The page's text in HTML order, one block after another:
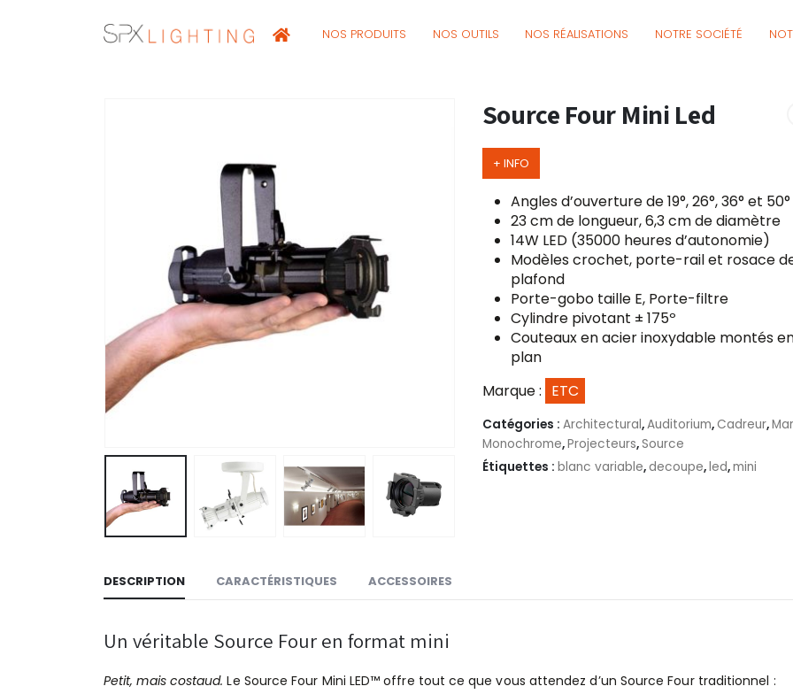
NOS PRODUITS NOS OUTILS NOS RÉALISATIONS NOTRE SOCIÉTÉ
Source Four Mini Led
+ INFO
Angles d’ouverture de 19°, 26°, 36° et 50°
23 cm de longueur, 6,3 cm de diamètre
14W LED (35000 heures d’autonomie)
Modèles crochet, porte-rail et rosace
plafond
Porte-gobo taille E, Porte-filtre
Cylindre pivotant ± 175º
Couteaux en acier inoxydable montés
plan
Marque : ETC
Catégories : Architectural,Auditorium,Cadreur,
Monochrome,Projecteurs,Source
Étiquettes : blanc variable,decoupe,led,mini
DESCRIPTION CARACTÉRISTIQUES ACCESSOIRES
Un véritable Source Four en format mini
Petit, mais costaud. Le Source Four Mini LED™ offre tout ce que vous attendez d’un Source Four traditionnel :